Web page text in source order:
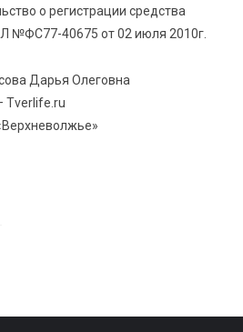
ветерана из Твери со
о регистрации средства
№ФС77-40675 от 02 июля 2010г.
Дарья Олеговна
Tverlife.ru